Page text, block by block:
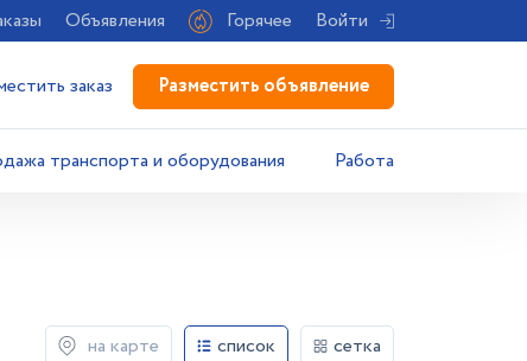
Объявления Горячее Войти
заказ Разместить объявление
транспорта и оборудования Работа
на карте список сетка